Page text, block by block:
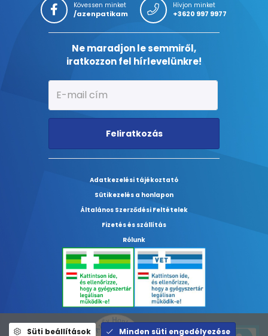
Kövessen minket
/azenpatikam
Hívjon minket
+3620 997 9977
Ne maradjon le semmiről,
iratkozzon fel hírlevelünkre!
Feliratkozás
Adatkezelési tájékoztató
Sütikezelés a honlapon
Általános Szerződési Feltételek
Fizetés és szállítás
Rólunk
Süti beállítások Minden süti engedélyezése